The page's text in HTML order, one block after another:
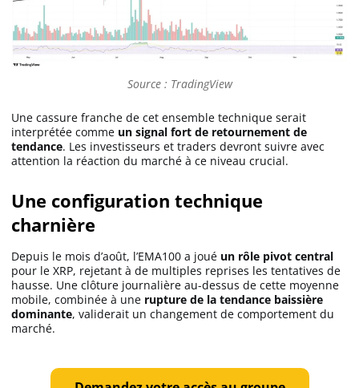
Apprendre
Investir
Meilleures plateformes
Meilleurs wallets
Source : TradingView
Une cassure franche de cet ensemble technique serait
interprétée comme un signal fort de retournement de
tendance. Les investisseurs et traders devront suivre avec
attention la réaction du marché à ce niveau crucial.
Une configuration technique
charnière
Depuis le mois d’août, l’EMA100 a joué un rôle pivot central
pour le XRP, rejetant à de multiples reprises les tentatives de
hausse. Une clôture journalière au-dessus de cette moyenne
mobile, combinée à une rupture de la tendance baissière
dominante, validerait un changement de comportement du
marché.